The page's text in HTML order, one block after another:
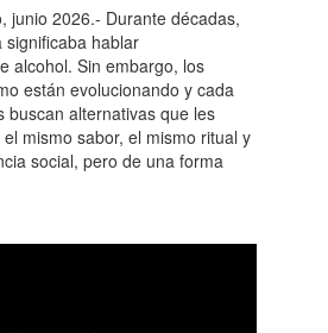
junio 2026.- Durante décadas,
significaba hablar
alcohol. Sin embargo, los
están evolucionando y cada
buscan alternativas que les
mismo sabor, el mismo ritual y
social, pero de una forma